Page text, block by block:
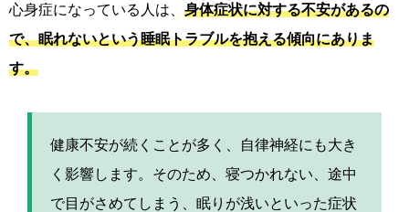
心身症になっている人は、 身体症状に対する不安があるの
で、眠れないという睡眠トラブルを抱える傾向にありま
す。
健康不安が続くことが多く、自律神経にも大き
く影響します。そのため、寝つかれない、途中
で目がさめてしまう、眠りが浅いといった症状